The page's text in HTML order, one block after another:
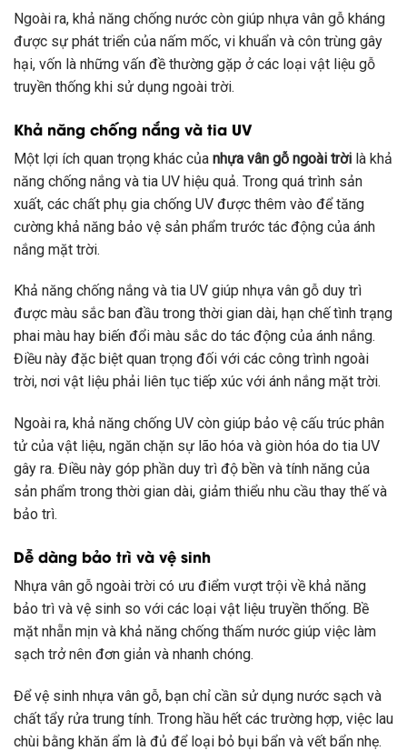
Ngoài ra, khả năng chống nước còn giúp nhựa vân gỗ kháng
được sự phát triển của nấm mốc, vi khuẩn và côn trùng gây
hại, vốn là những vấn đề thường gặp ở các loại vật liệu gỗ
truyền thống khi sử dụng ngoài trời.
Khả năng chống nắng và tia UV
Một lợi ích quan trọng khác của nhựa vân gỗ ngoài trời là khả
năng chống nắng và tia UV hiệu quả. Trong quá trình sản
xuất, các chất phụ gia chống UV được thêm vào để tăng
cường khả năng bảo vệ sản phẩm trước tác động của ánh
nắng mặt trời.
Khả năng chống nắng và tia UV giúp nhựa vân gỗ duy trì
được màu sắc ban đầu trong thời gian dài, hạn chế tình trạng
phai màu hay biến đổi màu sắc do tác động của ánh nắng.
Điều này đặc biệt quan trọng đối với các công trình ngoài
trời, nơi vật liệu phải liên tục tiếp xúc với ánh nắng mặt trời.
Ngoài ra, khả năng chống UV còn giúp bảo vệ cấu trúc phân
tử của vật liệu, ngăn chặn sự lão hóa và giòn hóa do tia UV
gây ra. Điều này góp phần duy trì độ bền và tính năng của
sản phẩm trong thời gian dài, giảm thiểu nhu cầu thay thế và
bảo trì.
Dễ dàng bảo trì và vệ sinh
Nhựa vân gỗ ngoài trời có ưu điểm vượt trội về khả năng
bảo trì và vệ sinh so với các loại vật liệu truyền thống. Bề
mặt nhẵn mịn và khả năng chống thấm nước giúp việc làm
sạch trở nên đơn giản và nhanh chóng.
Để vệ sinh nhựa vân gỗ, bạn chỉ cần sử dụng nước sạch và
chất tẩy rửa trung tính. Trong hầu hết các trường hợp, việc lau
chùi bằng khăn ẩm là đủ để loại bỏ bụi bẩn và vết bẩn nhẹ.